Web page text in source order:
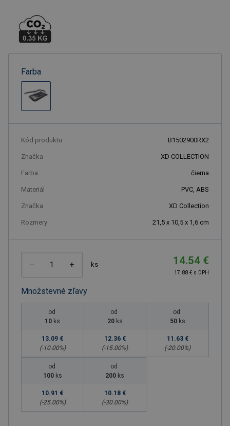
Farba
Kód produktu B1502900RX2
Značka XD COLLECTION
Farba čierna
Materiál PVC, ABS
Značka XD Collection
Rozmery 21,5 x 10,5 x 1,6 cm
ks 14.54 €
17.88 € s DPH
Množstevné zľavy
od
10 ks
13.09 €
(-10.00%)
od
20 ks
12.36 €
(-15.00%)
od
50 ks
11.63 €
(-20.00%)
od
100 ks
10.91 €
(-25.00%)
od
200 ks
10.18 €
(-30.00%)